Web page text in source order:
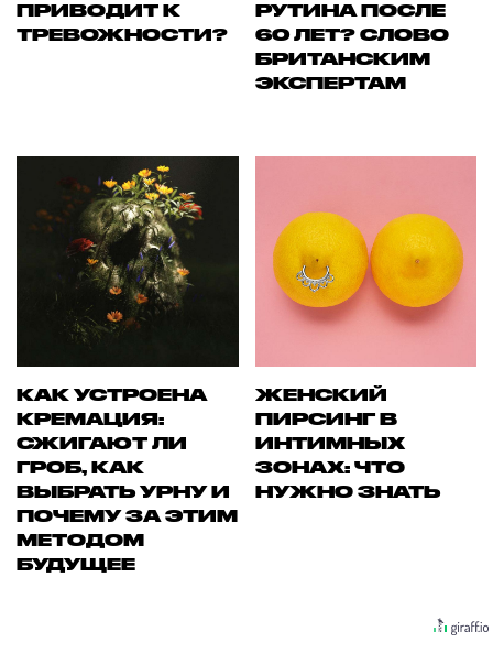
ПРИВОДИТ К
ТРЕВОЖНОСТИ?
РУТИНА ПОСЛЕ
60 ЛЕТ? СЛОВО
БРИТАНСКИМ
ЭКСПЕРТАМ
КАК УСТРОЕНА
КРЕМАЦИЯ:
СЖИГАЮТ ЛИ
ГРОБ, КАК
ВЫБРАТЬ УРНУ И
ПОЧЕМУ ЗА ЭТИМ
МЕТОДОМ
БУДУЩЕЕ
ЖЕНСКИЙ
ПИРСИНГ В
ИНТИМНЫХ
ЗОНАХ: ЧТО
НУЖНО ЗНАТЬ